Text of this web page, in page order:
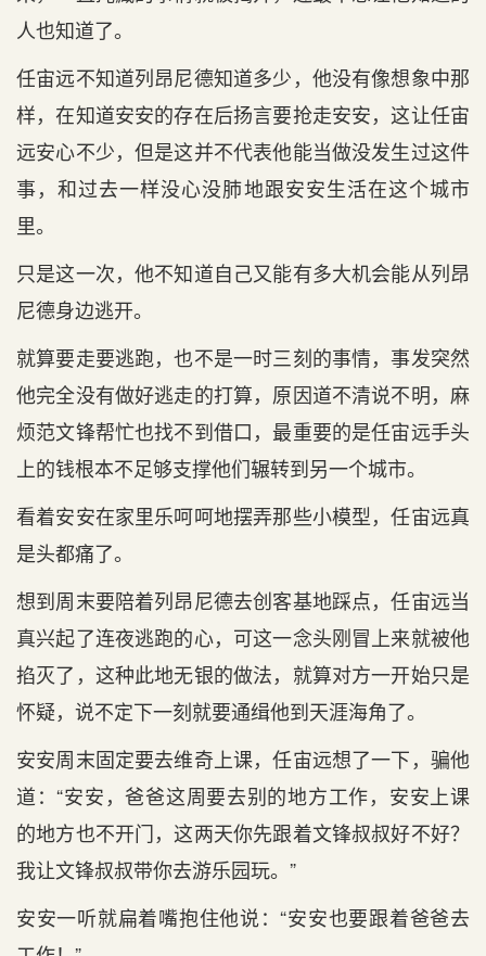
人也知道了。
任宙远不知道列昂尼德知道多少，他没有像想象中那
样，在知道安安的存在后扬言要抢走安安，这让任宙
远安心不少，但是这并不代表他能当做没发生过这件
事，和过去一样没心没肺地跟安安生活在这个城市
里。
只是这一次，他不知道自己又能有多大机会能从列昂
尼德身边逃开。
就算要走要逃跑，也不是一时三刻的事情，事发突然
他完全没有做好逃走的打算，原因道不清说不明，麻
烦范文锋帮忙也找不到借口，最重要的是任宙远手头
上的钱根本不足够支撑他们辗转到另一个城市。
看着安安在家里乐呵呵地摆弄那些小模型，任宙远真
是头都痛了。
想到周末要陪着列昂尼德去创客基地踩点，任宙远当
真兴起了连夜逃跑的心，可这一念头刚冒上来就被他
掐灭了，这种此地无银的做法，就算对方一开始只是
怀疑，说不定下一刻就要通缉他到天涯海角了。
安安周末固定要去维奇上课，任宙远想了一下，骗他
道：“安安，爸爸这周要去别的地方工作，安安上课
的地方也不开门，这两天你先跟着文锋叔叔好不好？
我让文锋叔叔带你去游乐园玩。”
安安一听就扁着嘴抱住他说：“安安也要跟着爸爸去